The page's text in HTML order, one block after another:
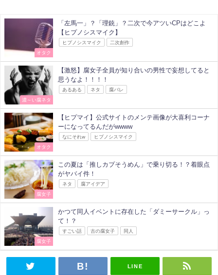
オタク
「左馬一」？「理銃」？二次で今アツいCPはどこよ
【ヒプノシスマイク】
ヒプノシスマイク 二次創作
濃～い腐ネタ
【激怒】腐女子全員が知り合いの男性で妄想してると
思うなよ！！！！
あるある ネタ 腐バレ
オタク
【ヒプマイ】公式サイトのメンテ画像が大喜利コーナ
ーになってるんだがwwww
なにそれw ヒプノシスマイク
腐女子
この夏は「推しカプそうめん」で乗り切る！？着眼点
がヤバイ件！
ネタ 腐アイデア
腐女子
かつて同人イベントに存在した「ダミーサークル」っ
て！？
すごい話 古の腐女子 同人
LINE